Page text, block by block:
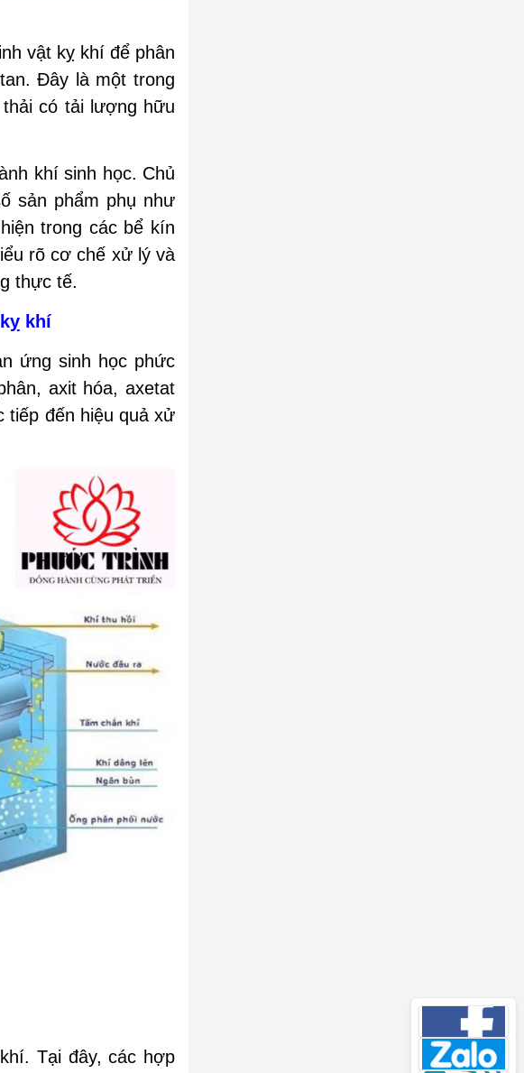
vật kỵ khí để phân
Đây là một trong
có tải lượng hữu
khí sinh học. Chủ
sản phẩm phụ như
trong các bể kín
rõ cơ chế xử lý và
thực tế.
khí
ứng sinh học phức
axit hóa, axetat
tiếp đến hiệu quả xử
Tại đây, các hợp